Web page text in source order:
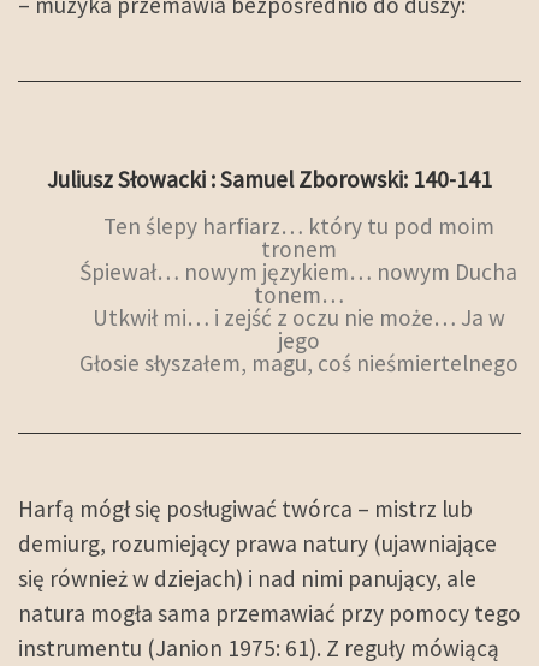
Juliusz Słowacki : Samuel Zborowski: 140-141
Ten ślepy harfiarz… który tu pod moim
tronem
Śpiewał… nowym językiem… nowym Ducha
tonem…
Utkwił mi… i zejść z oczu nie może… Ja w
jego
Głosie słyszałem, magu, coś nieśmiertelnego
Harfą mógł się posługiwać twórca – mistrz lub
demiurg, rozumiejący prawa natury (ujawniające
się również w dziejach) i nad nimi panujący, ale
natura mogła sama przemawiać przy pomocy tego
instrumentu (Janion 1975: 61). Z reguły mówiącą